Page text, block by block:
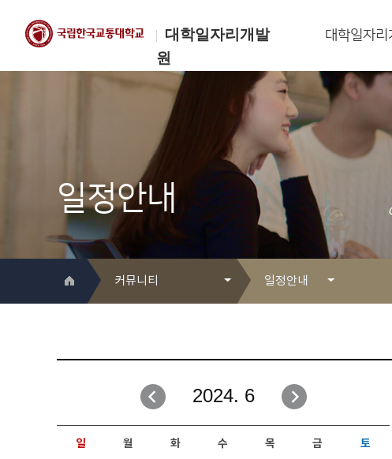
대학일자리개발
원
한국교통대학교
대학일자리개발원
대학일자리
일정안내
커뮤니티
취업성공지원과
창업지원·교육센터
현장실습/IPP사업단
일정안내
자유게시판
일정안내
보도자료
2024. 6
일 월 화 수 목 금 토